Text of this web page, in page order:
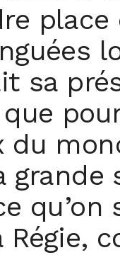
sa
que
du
Régie,